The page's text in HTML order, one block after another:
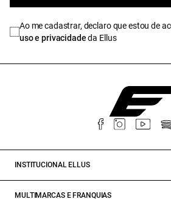
Ao me cadastrar, declaro que estou de
uso e privacidadeda Ellus
INSTITUCIONAL ELLUS
MULTIMARCAS E FRANQUIAS